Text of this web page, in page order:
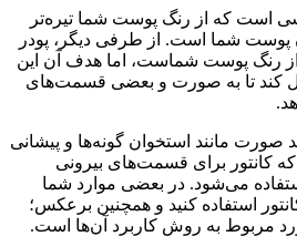
است که از رنگ پوست شما تیره‌تر
پوست شما است. از طرفی دیگر، پودر
از رنگ پوست شماست، اما هدف آن این
کند تا به صورت و بعضی قسمت‌های
صورت مانند استخوان گونه‌ها و پیشانی
کانتور برای قسمت‌های بیرونی
می‌شود. در بعضی موارد شما
استفاده کنید و همچنین برعکس؛
مربوط به روش کاربرد آن‌ها است.